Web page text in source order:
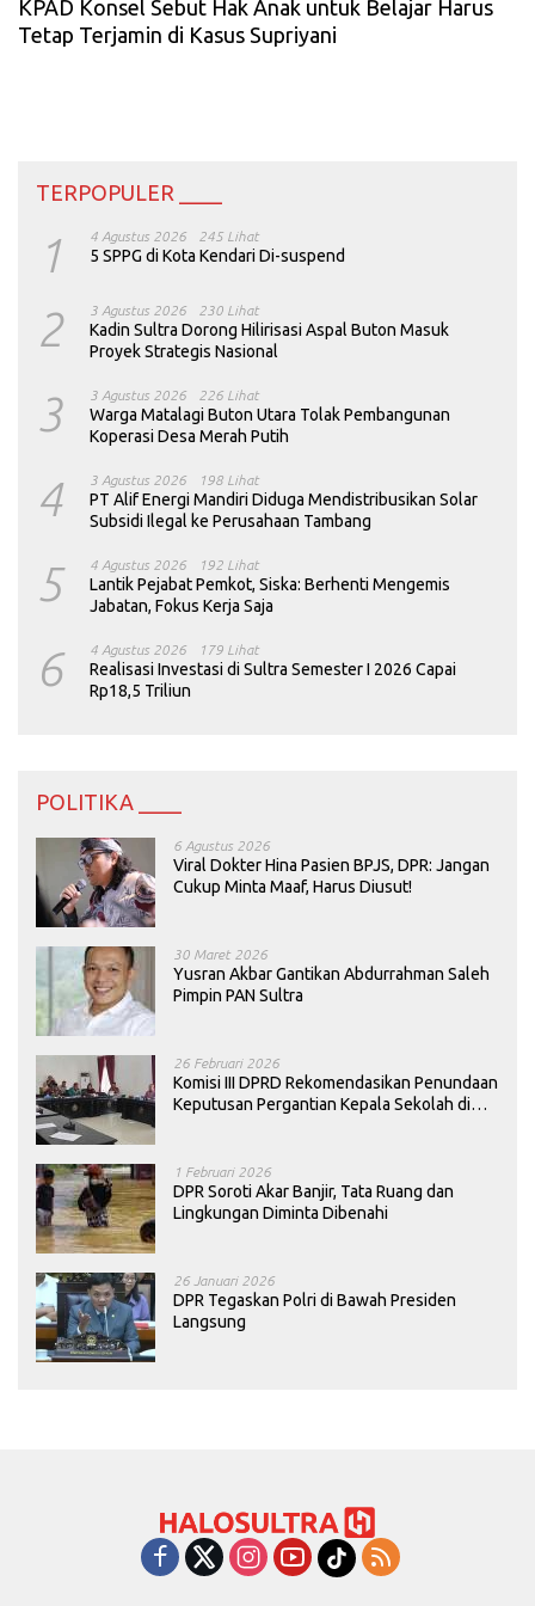
KPAD Konsel Sebut Hak Anak untuk Belajar Harus
Tetap Terjamin di Kasus Supriyani
TERPOPULER ____
1 4 Agustus 2026 245 Lihat
5 SPPG di Kota Kendari Di-suspend
2 3 Agustus 2026 230 Lihat
Kadin Sultra Dorong Hilirisasi Aspal Buton Masuk
Proyek Strategis Nasional
3 3 Agustus 2026 226 Lihat
Warga Matalagi Buton Utara Tolak Pembangunan
Koperasi Desa Merah Putih
4 3 Agustus 2026 198 Lihat
PT Alif Energi Mandiri Diduga Mendistribusikan Solar
Subsidi Ilegal ke Perusahaan Tambang
5 4 Agustus 2026 192 Lihat
Lantik Pejabat Pemkot, Siska: Berhenti Mengemis
Jabatan, Fokus Kerja Saja
6 4 Agustus 2026 179 Lihat
Realisasi Investasi di Sultra Semester I 2026 Capai
Rp18,5 Triliun
POLITIKA ____
6 Agustus 2026
Viral Dokter Hina Pasien BPJS, DPR: Jangan
Cukup Minta Maaf, Harus Diusut!
30 Maret 2026
Yusran Akbar Gantikan Abdurrahman Saleh
Pimpin PAN Sultra
26 Februari 2026
Komisi III DPRD Rekomendasikan Penundaan
Keputusan Pergantian Kepala Sekolah di
1 Februari 2026
DPR Soroti Akar Banjir, Tata Ruang dan
Lingkungan Diminta Dibenahi
26 Januari 2026
DPR Tegaskan Polri di Bawah Presiden
Langsung